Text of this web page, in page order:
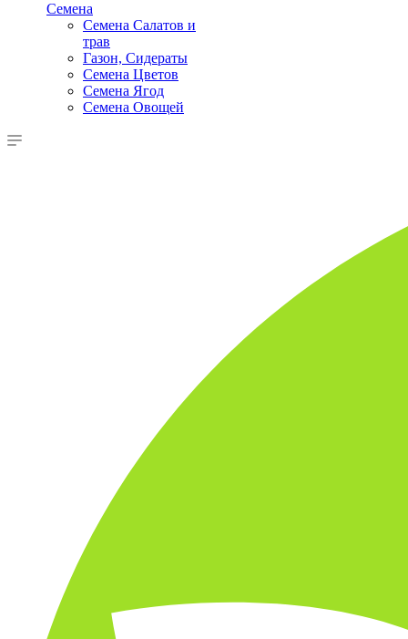
Семена
Семена Салатов и
трав
Газон, Сидераты
Семена Цветов
Семена Ягод
Семена Овощей